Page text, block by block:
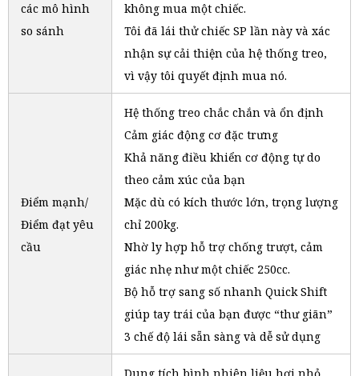
các mô hình
so sánh
không mua một chiếc.
Tôi đã lái thử chiếc SP lần này và xác
nhận sự cải thiện của hệ thống treo,
vì vậy tôi quyết định mua nó.
Điểm mạnh/
Điểm đạt yêu
cầu
Hệ thống treo chắc chắn và ổn định
Cảm giác động cơ đặc trưng
Khả năng điều khiển cơ động tự do
theo cảm xúc của bạn
Mặc dù có kích thước lớn, trọng lượng
chỉ 200kg.
Nhờ ly hợp hỗ trợ chống trượt, cảm
giác nhẹ như một chiếc 250cc.
Bộ hỗ trợ sang số nhanh Quick Shift
giúp tay trái của bạn được “thư giãn”
3 chế độ lái sẵn sàng và dễ sử dụng